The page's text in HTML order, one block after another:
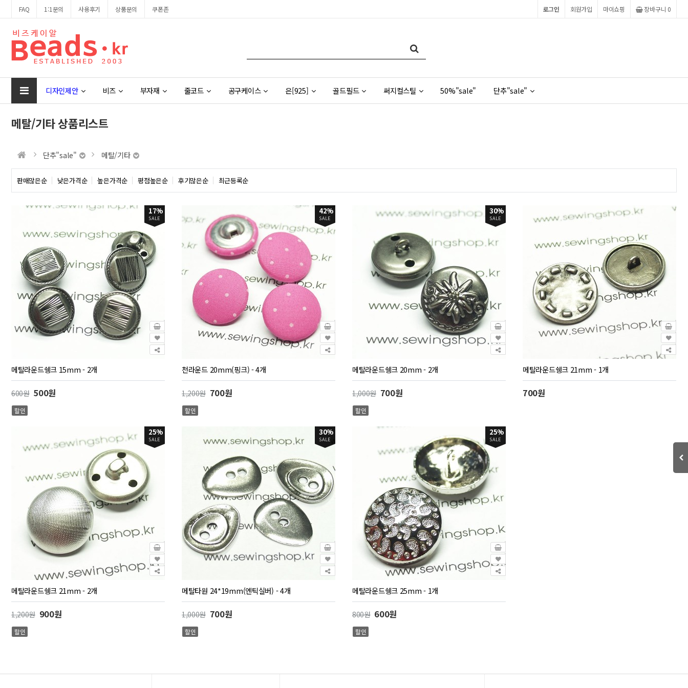
FAQ 1:1문의 사용후기 상품문의 쿠폰존 장바구니 0
마이쇼핑
회원가입
로그인
디자인제안 비즈 부자재 줄코드 공구케이스 은[925] 골드필드 써지컬스틸 50%"sale" 단추"sale"
메탈/기타 상품리스트
단추"sale" 메탈/기타
판매많은순 낮은가격순 높은가격순 평점높은순 후기많은순 최근등록순
17%
SALE
메탈라운드쉥크 15mm - 2개
600원 500원
할인
42%
SALE
천라운드 20mm(핑크) - 4개
1,200원 700원
할인
30%
SALE
메탈라운드쉥크 20mm - 2개
1,000원 700원
할인
메탈라운드쉥크 21mm - 1개
700원
25%
SALE
메탈라운드쉥크 21mm - 2개
1,200원 900원
할인
30%
SALE
메탈타원 24*19mm(엔틱실버) - 4개
1,000원 700원
할인
25%
SALE
메탈라운드쉥크 25mm - 1개
800원 600원
할인